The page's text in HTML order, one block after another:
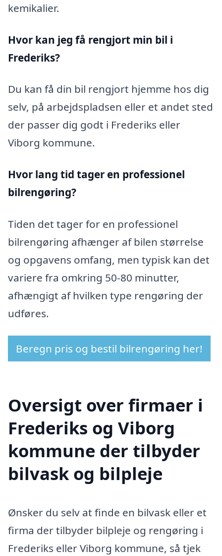
kemikalier.
Hvor kan jeg få rengjort min bil i
Frederiks?
Du kan få din bil rengjort hjemme hos dig
selv, på arbejdspladsen eller et andet sted
der passer dig godt i Frederiks eller
Viborg kommune.
Hvor lang tid tager en professionel
bilrengøring?
Tiden det tager for en professionel
bilrengøring afhænger af bilen størrelse
og opgavens omfang, men typisk kan det
variere fra omkring 50-80 minutter,
afhængigt af hvilken type rengøring der
udføres.
Beregn pris og bestil bilrengøring her!
Oversigt over firmaer i
Frederiks og Viborg
kommune der tilbyder
bilvask og bilpleje
Ønsker du selv at finde en bilvask eller et
firma der tilbyder bilpleje og rengøring i
Frederiks eller Viborg kommune, så tjek